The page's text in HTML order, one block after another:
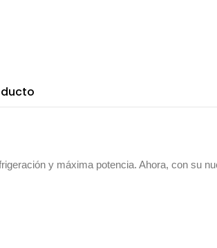
y máxima potencia. Ahora, con su